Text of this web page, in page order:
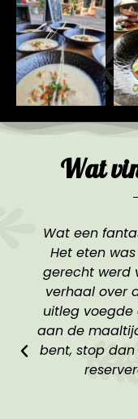
Wat
Smokey
ervaring
geweldig
wensen.
menuopties
budgetten.
Bedankt voor